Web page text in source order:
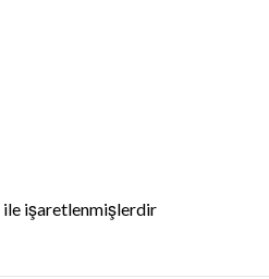
ile işaretlenmişlerdir